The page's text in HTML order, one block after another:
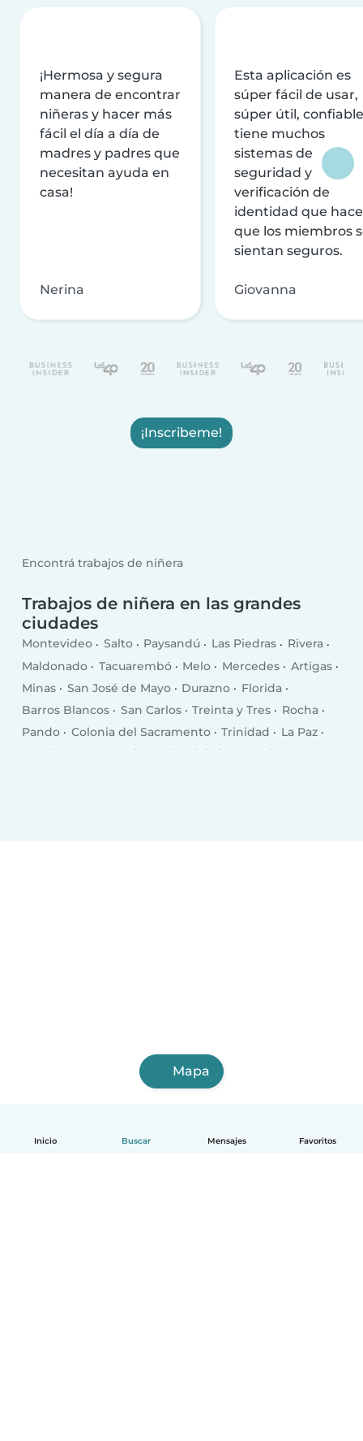
Inicio Buscar Mensajes Favoritos
¡Hermosa y segura
manera de encontrar
niñeras y hacer más
fácil el día a día de
madres y padres que
necesitan ayuda en
casa!
Nerina
Esta aplicación es
súper fácil de usar,
súper útil,
tiene muchos
sistemas de
seguridad y
verificación de
identidad que
que los miembros
sientan seguros.
Giovanna
¡Inscribeme!
Encontrá trabajos de niñera
Trabajos de niñera en las grandes
ciudades
Montevideo Salto Paysandú Las Piedras
Rivera
Maldonado
Tacuarembó Melo Mercedes
Artigas
Minas
San José de Mayo Durazno
Florida
Barros Blancos
San Carlos Treinta y Tres
Rocha
Pando
Colonia del Sacramento Trinidad
La Paz
Canelones
Carmelo Delta del Tigre
Dolores
Mapa